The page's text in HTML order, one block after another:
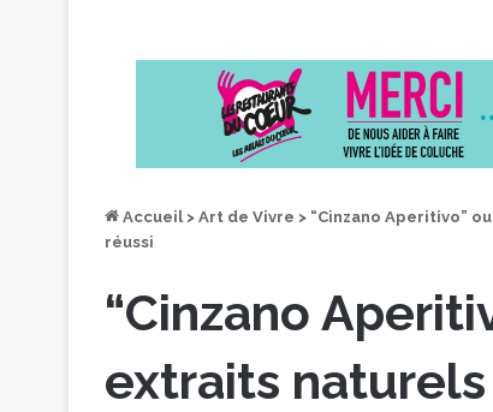
Accueil > Art de Vivre > “Cinzano Aperitivo”
réussi
“Cinzano
extraits naturels